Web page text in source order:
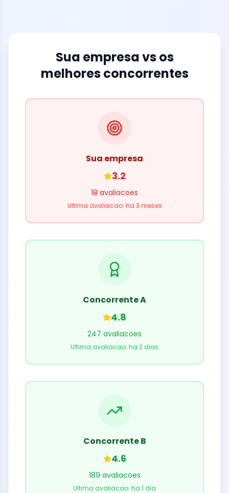
Sua empresa vs os
melhores concorrentes
Sua empresa
3.2
18 avaliacoes
Ultima avaliacao: ha 3 meses
Concorrente A
4.8
247 avaliacoes
Ultima avaliacao: ha 2 dias
Concorrente B
4.6
189 avaliacoes
Ultima avaliacao: ha 1 dia